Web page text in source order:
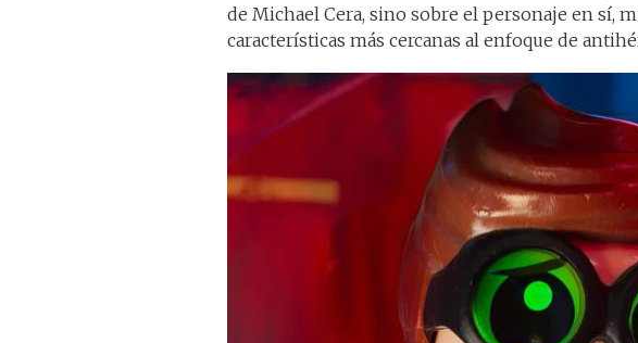
de Michael Cera, sino sobre el personaje en sí,
características más cercanas al enfoque de